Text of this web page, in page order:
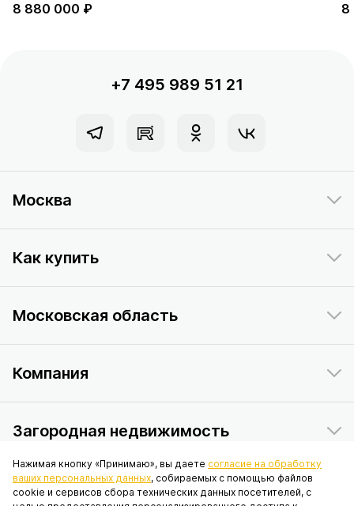
8 880 000 ₽ 8
+7 495 989 51 21
Москва
Как купить
Московская область
Компания
Загородная недвижимость
Данный интернет-сайт носит исключительно информационный
Нажимая кнопку «Принимаю», вы даете согласие на обработку
ваших персональных данных, собираемых с помощью файлов
cookie и сервисов сбора технических данных посетителей, с